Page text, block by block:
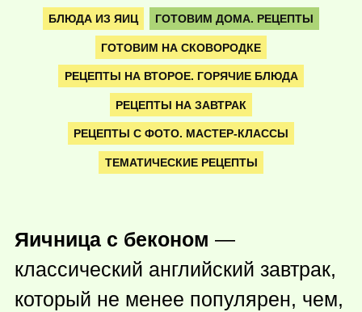
БЛЮДА ИЗ ЯИЦ ГОТОВИМ ДОМА. РЕЦЕПТЫ
ГОТОВИМ НА СКОВОРОДКЕ
РЕЦЕПТЫ НА ВТОРОЕ. ГОРЯЧИЕ БЛЮДА
РЕЦЕПТЫ НА ЗАВТРАК
РЕЦЕПТЫ С ФОТО. МАСТЕР-КЛАССЫ
ТЕМАТИЧЕСКИЕ РЕЦЕПТЫ
Яичница с беконом —
классический английский завтрак,
который не менее популярен, чем,